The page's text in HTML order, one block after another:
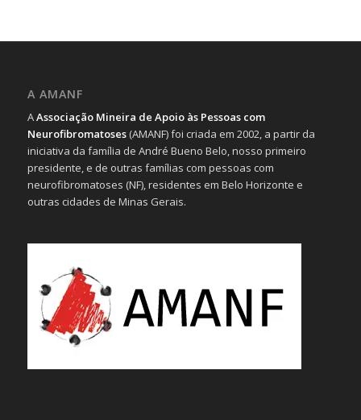
A AMANF
AAssociação Mineira de Apoio às Pessoas com
Neurofibromatoses(AMANF) foi criada em 2002, a partir da
iniciativa da família de André Bueno Belo, nosso primeiro
presidente, e de outras famílias com pessoas com
neurofibromatoses (NF), residentes em Belo Horizonte e
outras cidades de Minas Gerais.